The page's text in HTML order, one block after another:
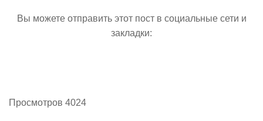
Вы можете отправить этот пост в социальные сети и
закладки:
Просмотров 4024